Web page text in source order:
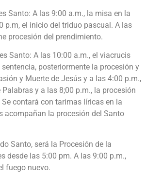
Santo: A las 9:00 a.m., la misa en la
p.m, el inicio del triduo pascual. A las
procesión del prendimiento.
Santo: A las 10:00 a.m., el viacrucis
posteriormente la procesión y
y Muerte de Jesús y a las 4:00 p.m.,
y a las 8;00 p.m., la procesión
contará con tarimas líricas en la
acompañan la procesión del Santo
Santo, será la Procesión de la
desde las 5:00 pm. A las 9:00 p.m.,
fuego nuevo.